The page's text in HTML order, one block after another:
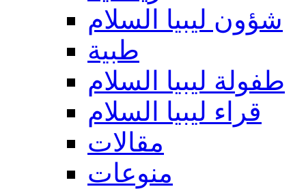
شؤون ليبيا السلام
طبية
طفولة ليبيا السلام
قراء ليبيا السلام
مقالات
منوعات